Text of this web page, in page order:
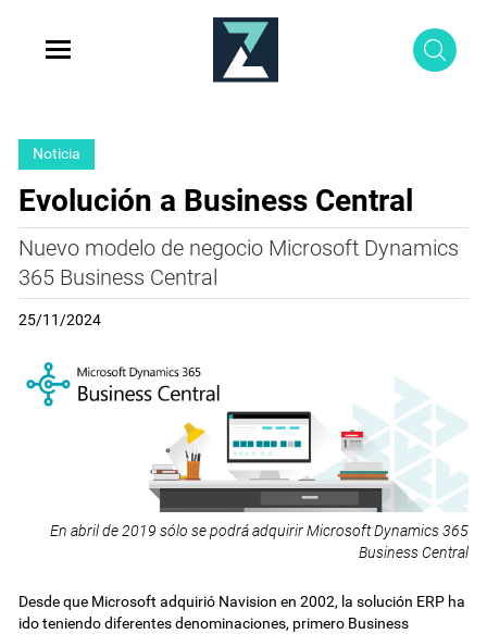
Noticia
Evolución a Business Central
Nuevo modelo de negocio Microsoft Dynamics
365 Business Central
25/11/2024
En abril de 2019 sólo se podrá adquirir Microsoft Dynamics 365
Business Central
Desde que Microsoft adquirió Navision en 2002, la solución ERP ha
ido teniendo diferentes denominaciones, primero Business